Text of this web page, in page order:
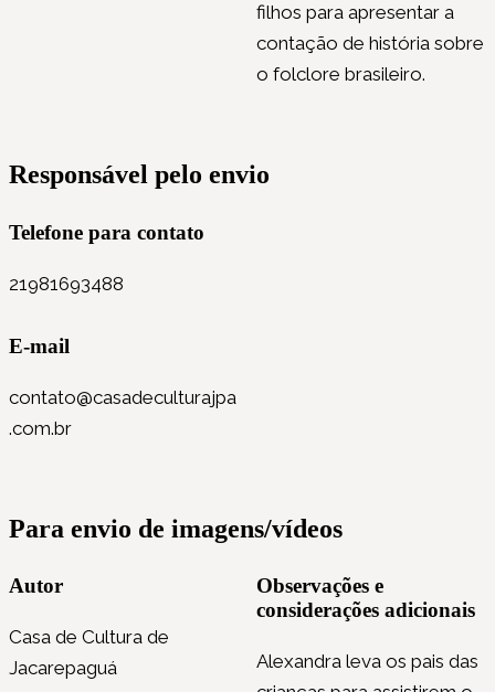
filhos para apresentar a
contação de história sobre
o folclore brasileiro.
Responsável pelo envio
Telefone para contato
21981693488
E-mail
contato@casadeculturajpa
.com.br
Para envio de imagens/vídeos
Autor
Casa de Cultura de
Jacarepaguá
Observações e
considerações adicionais
Alexandra leva os pais das